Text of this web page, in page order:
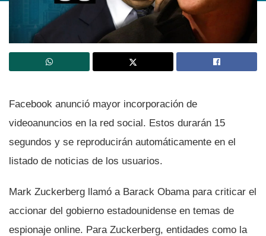
Facebook anunció mayor incorporación de
videoanuncios en la red social. Estos durarán 15
segundos y se reproducirán automáticamente en el
listado de noticias de los usuarios.
Mark Zuckerberg llamó a Barack Obama para criticar el
accionar del gobierno estadounidense en temas de
espionaje online. Para Zuckerberg, entidades como la